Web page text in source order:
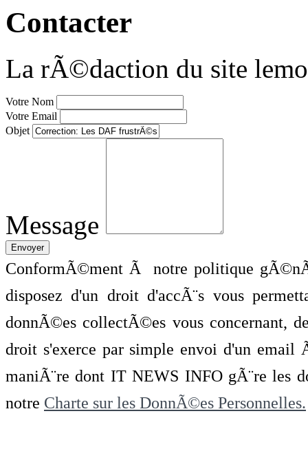
Contacter
La rÃ©daction du site
Votre Nom
Votre Email
Objet
Message
ConformÃ©ment Ã notre politique
disposez d'un droit d'accÃ¨s vous
donnÃ©es collectÃ©es vous concernant,
droit s'exerce par simple envoi d'un
maniÃ¨re dont IT NEWS INFO gÃ¨re les
notre Charte sur les DonnÃ©es Personnelles.